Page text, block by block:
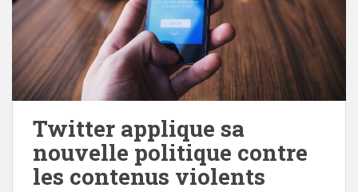
Twitter applique sa
nouvelle politique contre
les contenus violents